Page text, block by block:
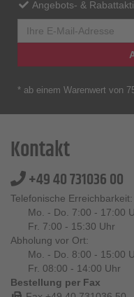
Angebots- &
* ab einem Warenwert von
Kontakt
+49 40 731036 00
Telefonische Erreichbarkeit:
Mo. - Do. 7:00 - 17:00
Fr. 7:00 - 15:30 Uhr
Abholung vor Ort:
Mo. - Do. 8:00 - 15:00
Fr. 08:00 - 14:00 Uhr
Bestellung per Fax